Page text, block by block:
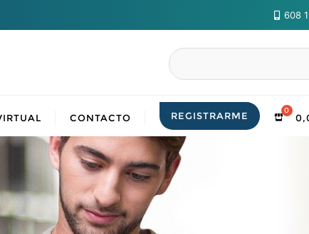
608
CONTACTO REGISTRARME